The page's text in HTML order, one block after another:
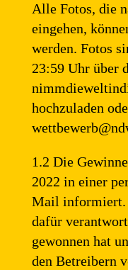
Alle Fotos, die
eingehen,
werden. Fotos
23:59 Uhr über
hochzuladen
1.2 Die
2022 in einer
Mail informiert.
dafür
gewonnen hat
den Betreibern